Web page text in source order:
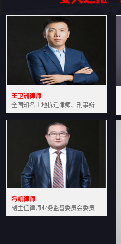
王卫洲律师
全国知名土地拆迁律师、刑事辩护律师北京万典律师事务所主任中国法学会会员北京市行政法研究会理事
冯凯律师
副主任律师业务监督委员会委员